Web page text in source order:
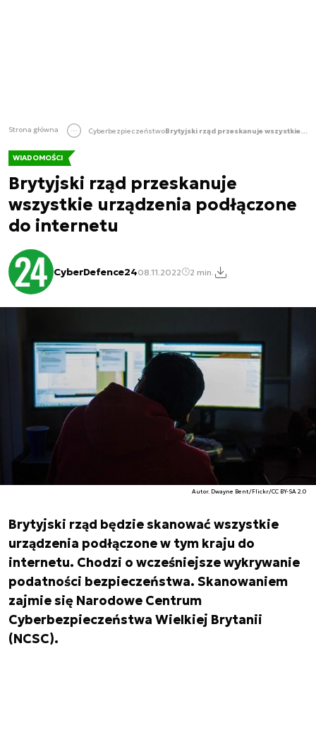
Strona główna Cyberbezpieczeństwo Brytyjski rząd przeskanuje wszystkie urządzenia podłączone do internetu
WIADOMOŚCI
Brytyjski rząd przeskanuje
wszystkie urządzenia podłączone
do internetu
CyberDefence2408.11.2022 2 min.
Autor. Dwayne Bent/Flickr/CC BY-SA 2.0
Brytyjski rząd będzie skanować wszystkie
urządzenia podłączone w tym kraju do
internetu. Chodzi o wcześniejsze wykrywanie
podatności bezpieczeństwa. Skanowaniem
zajmie się Narodowe Centrum
Cyberbezpieczeństwa Wielkiej Brytanii
(NCSC).